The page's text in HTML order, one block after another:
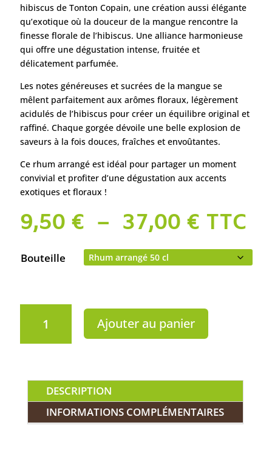
hibiscus de Tonton Copain, une création aussi élégante
qu’exotique où la douceur de la mangue rencontre la
finesse florale de l’hibiscus. Une alliance harmonieuse
qui offre une dégustation intense, fruitée et
délicatement parfumée.
Les notes généreuses et sucrées de la mangue se
mêlent parfaitement aux arômes floraux, légèrement
acidulés de l’hibiscus pour créer un équilibre original et
raffiné. Chaque gorgée dévoile une belle explosion de
saveurs à la fois douces, fraîches et envoûtantes.
Ce rhum arrangé est idéal pour partager un moment
convivial et profiter d’une dégustation aux accents
exotiques et floraux !
9,50€ – 37,00€ Plage
de
prix :
9,50 €
TTC
Bouteille
Mangue
Hibiscus
Ajouter au panier
DESCRIPTION
INFORMATIONS COMPLÉMENTAIRES